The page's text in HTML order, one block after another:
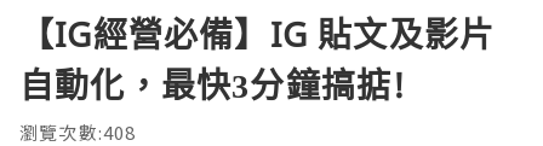
【IG經營必備】IG 貼文及影片
自動化，最快3分鐘搞掂!
瀏覽次數:408